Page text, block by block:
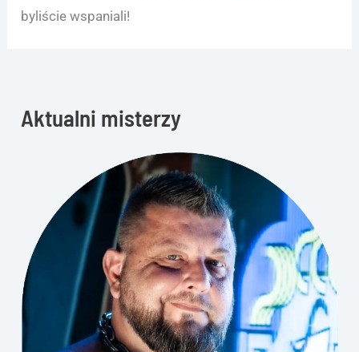
byliście wspaniali!
Aktualni misterzy